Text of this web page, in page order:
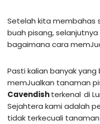
Setelah kita membahas
buah pisang,
bagaimana cara
Pasti kalian banyak
memJualkan tanaman
Cavendishterkenal di
Sejahtera kami adalah
tidak terkecuali